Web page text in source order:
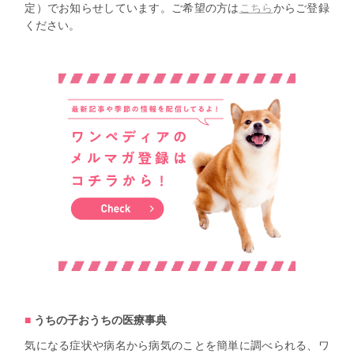
定）でお知らせしています。ご希望の方は こちらからご登録
ください。
うちの子おうちの医療事典
気になる症状や病名から病気のことを簡単に調べられる、ワ